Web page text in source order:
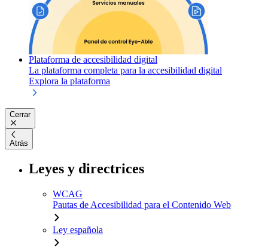
Plataforma de accesibilidad digital
La plataforma completa para la accesibilidad digital
Explora la plataforma
Cerrar
Atrás
Leyes y directrices
WCAG
Pautas de Accesibilidad para el Contenido Web
Ley española